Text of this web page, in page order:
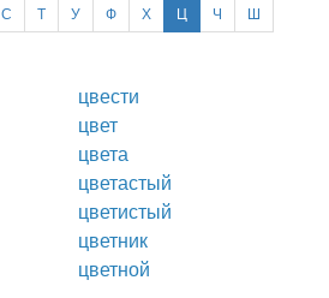
С Т У Ф Х Ц Ч Ш
цвести
цвет
цвета
цветастый
цветистый
цветник
цветной